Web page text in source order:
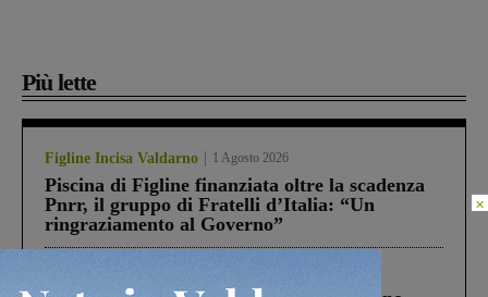
Più lette
Figline Incisa Valdarno 1 Agosto 2026
Piscina di Figline finanziata oltre la scadenza
Pnrr, il gruppo di Fratelli d’Italia: “Un
ringraziamento al Governo”
×